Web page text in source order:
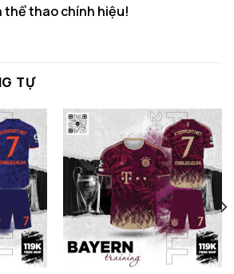
thể thao chính hiệu!
TỰ